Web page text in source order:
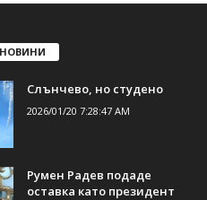
Слънчево, но студено
2026/01/20 7:28:47 AM
Румен Радев подаде
оставка като президент